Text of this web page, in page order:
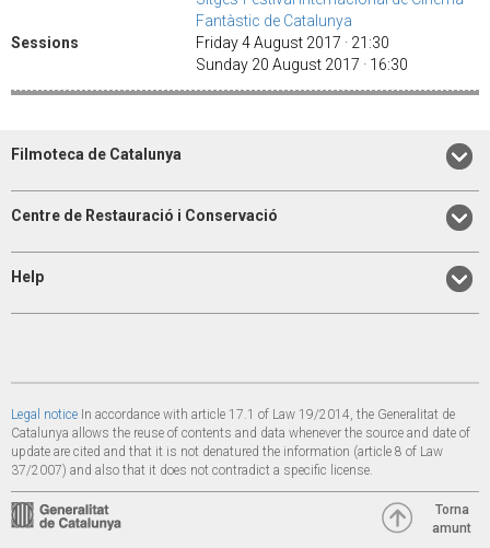
Fantàstic de Catalunya
Sessions
Friday 4 August 2017 · 21:30
Sunday 20 August 2017 · 16:30
Filmoteca de Catalunya
Centre de Restauració i Conservació
Help
Legal notice In accordance with article 17.1 of Law 19/2014, the Generalitat de
Catalunya allows the reuse of contents and data whenever the source and date of
update are cited and that it is not denatured the information (article 8 of Law
37/2007) and also that it does not contradict a specific license.
Torna
amunt